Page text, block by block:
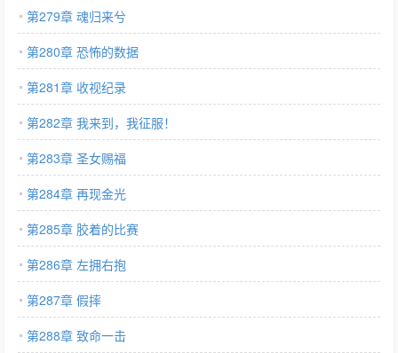
第279章 魂归来兮
第280章 恐怖的数据
第281章 收视纪录
第282章 我来到，我征服！
第283章 圣女赐福
第284章 再现金光
第285章 胶着的比赛
第286章 左拥右抱
第287章 假摔
第288章 致命一击